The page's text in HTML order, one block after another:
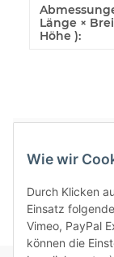
Wie wir
Durch Klicken
Einsatz
Vimeo, PayPal
können die
Länge ×
Höhe ):